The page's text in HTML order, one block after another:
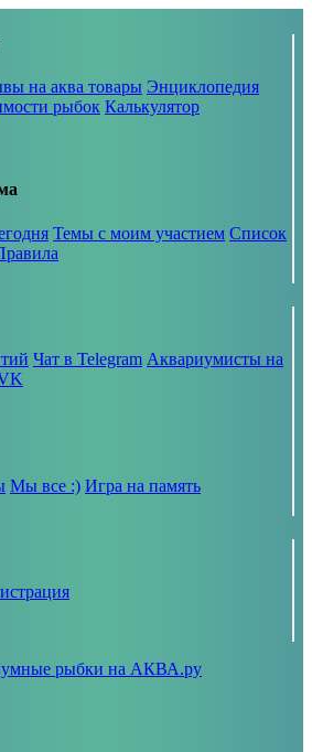
на аква товары Энциклопедия
рыбок Калькулятор
Темы с моим участием Список
Чат в Telegram Аквариумисты на
Мы все :) Игра на память